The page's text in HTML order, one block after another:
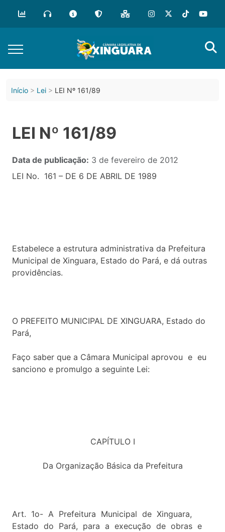
Início Lei LEI Nº 161/89
LEI Nº 161/89
Data de publicação: 3 de fevereiro de 2012
LEI No. 161 – DE 6 DE ABRIL DE 1989
Estabelece a estrutura administrativa da Prefeitura
Municipal de Xinguara, Estado do Pará, e dá outras
providências.
O PREFEITO MUNICIPAL DE XINGUARA, Estado do
Pará,
Faço saber que a Câmara Municipal aprovou e eu
sanciono e promulgo a seguinte Lei:
CAPÍTULO I
Da Organização Básica da Prefeitura
Art. 1o- A Prefeitura Municipal de Xinguara,
Estado do Pará, para a execução de obras e